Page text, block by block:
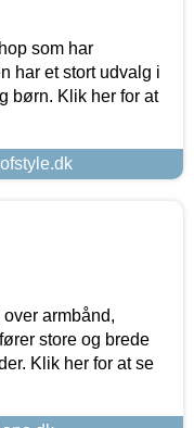
som har
har et stort udvalg i
børn. Klik her for at
armbånd,
store og brede
Klik her for at se